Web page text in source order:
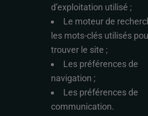
d’exploitation utilisé ;
Le moteur de
les mots-clés utilisés
trouver le site ;
Les préférences de
navigation ;
Les préférences de
communication.